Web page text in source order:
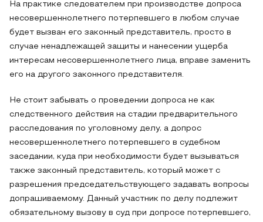
На практике следователем при производстве допроса
несовершеннолетнего потерпевшего в любом случае
будет вызван его законный представитель, просто в
случае ненадлежащей защиты и нанесении ущерба
интересам несовершеннолетнего лица, вправе заменить
его на другого законного представителя.
Не стоит забывать о проведении допроса не как
следственного действия на стадии предварительного
расследования по уголовному делу, а допрос
несовершеннолетнего потерпевшего в судебном
заседании, куда при необходимости будет вызываться
также законный представитель, который может с
разрешения председательствующего задавать вопросы
допрашиваемому. Данный участник по делу подлежит
обязательному вызову в суд при допросе потерпевшего,